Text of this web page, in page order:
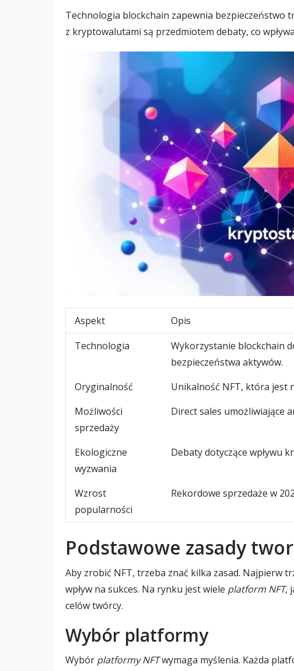
Technologia blockchain zapewnia bezpieczeństwo
z kryptowalutami są przedmiotem debaty, co
Aspekt
Opis
Technologia
Wykorzystanie blockchain
bezpieczeństwa aktywów.
Oryginalność
Unikalność NFT, która jest
Możliwości
sprzedaży
Direct sales umożliwiające
Ekologiczne
wyzwania
Debaty dotyczące wpływu
Wzrost
popularności
Rekordowe sprzedaże w
Podstawowe zasady
Aby zrobić NFT, trzeba znać kilka zasad. Najpierw
wpływ na sukces. Na rynku jest wiele platform NFT,
celów twórcy.
Wybór platformy
Wybór platformy NFTwymaga myślenia. Każda